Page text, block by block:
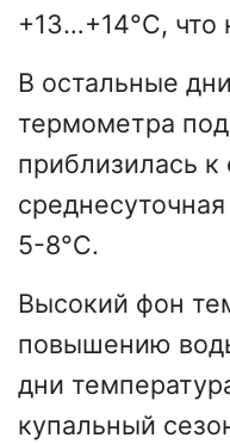
+13…+14°C,
В остальные
термометра
приблизилась к
5-8°C.
Высокий фон
повышению
дни
купальный